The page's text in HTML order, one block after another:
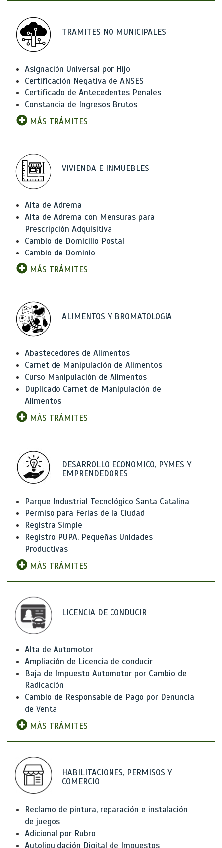
TRAMITES NO MUNICIPALES
Asignación Universal por Hijo
Certificación Negativa de ANSES
Certificado de Antecedentes Penales
Constancia de Ingresos Brutos
MÁS TRÁMITES
VIVIENDA E INMUEBLES
Alta de Adrema
Alta de Adrema con Mensuras para
Prescripción Adquisitiva
Cambio de Domicilio Postal
Cambio de Dominio
MÁS TRÁMITES
ALIMENTOS Y BROMATOLOGíA
Abastecedores de Alimentos
Carnet de Manipulación de Alimentos
Curso Manipulación de Alimentos
Duplicado Carnet de Manipulación de
Alimentos
MÁS TRÁMITES
DESARROLLO ECONOMICO, PYMES Y
EMPRENDEDORES
Parque Industrial Tecnológico Santa Catalina
Permiso para Ferias de la Ciudad
Registra Simple
Registro PUPA. Pequeñas Unidades
Productivas
MÁS TRÁMITES
LICENCIA DE CONDUCIR
Alta de Automotor
Ampliación de Licencia de conducir
Baja de Impuesto Automotor por Cambio de
Radicación
Cambio de Responsable de Pago por Denuncia
de Venta
MÁS TRÁMITES
HABILITACIONES, PERMISOS Y
COMERCIO
Reclamo de pintura, reparación e instalación
de juegos
Adicional por Rubro
Autoliquidación Digital de Impuestos